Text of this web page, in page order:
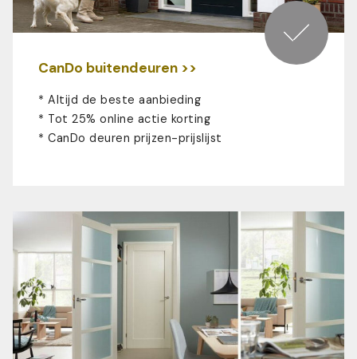
CanDo buitendeuren >>
* Altijd de beste aanbieding
* Tot 25% online actie korting
* CanDo deuren prijzen-prijslijst